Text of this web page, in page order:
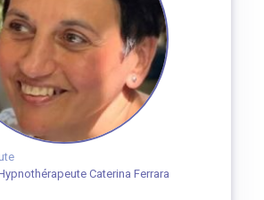
Caterina Ferrara